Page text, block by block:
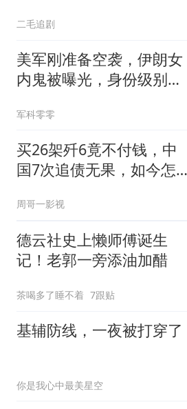
二毛追剧
美军刚准备空袭，伊朗女
内鬼被曝光，身份级别很
军科零零
买26架歼6竟不付钱，中
国7次追债无果，如今怎
周哥一影视
德云社史上懒师傅诞生
记！老郭一旁添油加醋
茶喝多了睡不着 7跟贴
基辅防线，一夜被打穿了
你是我心中最美星空